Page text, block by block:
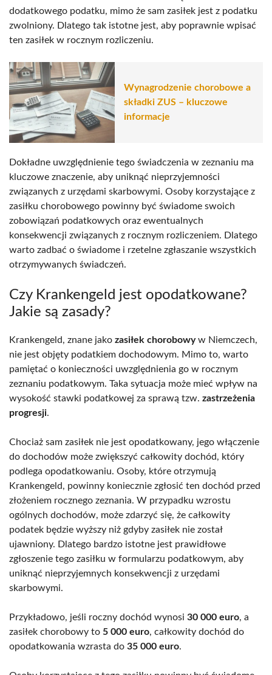
dodatkowego podatku, mimo że sam zasiłek jest z podatku
zwolniony. Dlatego tak istotne jest, aby poprawnie wpisać
ten zasiłek w rocznym rozliczeniu.
Wynagrodzenie chorobowe a
składki ZUS – kluczowe
informacje
Dokładne uwzględnienie tego świadczenia w zeznaniu ma
kluczowe znaczenie, aby uniknąć nieprzyjemności
związanych z urzędami skarbowymi. Osoby korzystające z
zasiłku chorobowego powinny być świadome swoich
zobowiązań podatkowych oraz ewentualnych
konsekwencji związanych z rocznym rozliczeniem. Dlatego
warto zadbać o świadome i rzetelne zgłaszanie wszystkich
otrzymywanych świadczeń.
Czy Krankengeld jest opodatkowane?
Jakie są zasady?
Krankengeld, znane jako zasiłek chorobowyw Niemczech,
nie jest objęty podatkiem dochodowym. Mimo to, warto
pamiętać o konieczności uwzględnienia go w rocznym
zeznaniu podatkowym. Taka sytuacja może mieć wpływ na
wysokość stawki podatkowej za sprawą tzw. zastrzeżenia
progresji.
Chociaż sam zasiłek nie jest opodatkowany, jego włączenie
do dochodów może zwiększyć całkowity dochód, który
podlega opodatkowaniu. Osoby, które otrzymują
Krankengeld, powinny koniecznie zgłosić ten dochód przed
złożeniem rocznego zeznania. W przypadku wzrostu
ogólnych dochodów, może zdarzyć się, że całkowity
podatek będzie wyższy niż gdyby zasiłek nie został
ujawniony. Dlatego bardzo istotne jest prawidłowe
zgłoszenie tego zasiłku w formularzu podatkowym, aby
uniknąć nieprzyjemnych konsekwencji z urzędami
skarbowymi.
Przykładowo, jeśli roczny dochód wynosi 30 000 euro, a
zasiłek chorobowy to 5 000 euro, całkowity dochód do
opodatkowania wzrasta do 35 000 euro.